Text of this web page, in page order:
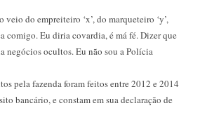
veio do empreiteiro ‘x’, do marqueteiro ‘y’,
comigo. Eu diria covardia, é má fé. Dizer que
negócios ocultos. Eu não sou a Polícia
pela fazenda foram feitos entre 2012 e 2014
bancário, e constam em sua declaração de